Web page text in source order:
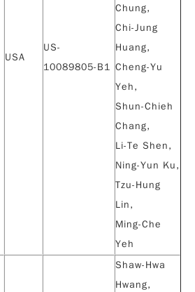
USA
US-
10089805-B1
Chung,
Chi-Jung
Huang,
Cheng-Yu
Yeh,
Shun-Chieh
Chang,
Li-Te Shen,
Ning-Yun Ku,
Tzu-Hung
Lin,
Ming-Che
Yeh
Shaw-Hwa
Hwang,